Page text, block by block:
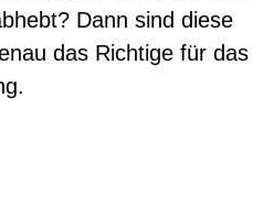
Dann sind diese
das Richtige für das